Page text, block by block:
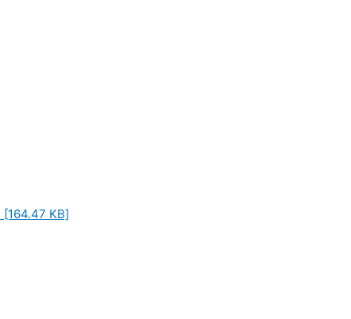
[164.47 KB]